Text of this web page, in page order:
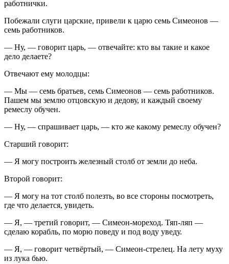
работнички.
Побежали слуги царские, привели к царю семь Симеонов —
семь работников.
— Ну, — говорит царь, — отвечайте: кто вы такие и какое
дело делаете?
Отвечают ему молодцы:
— Мы — семь братьев, семь Симеонов — семь работников.
Пашем мы землю отцовскую и дедову, и каждый своему
ремеслу обучен.
— Ну, — спрашивает царь, — кто же какому ремеслу обучен?
Старший говорит:
— Я могу построить железный столб от земли до неба.
Второй говорит:
— Я могу на тот столб полезть, во все стороны посмотреть,
где что делается, увидеть.
— Я, — третий говорит, — Симеон-мореход. Тяп-ляп —
сделаю корабль, по морю поведу и под воду уведу.
— Я, — говорит четвёртый, — Симеон-стрелец. На лету муху
из лука бью.